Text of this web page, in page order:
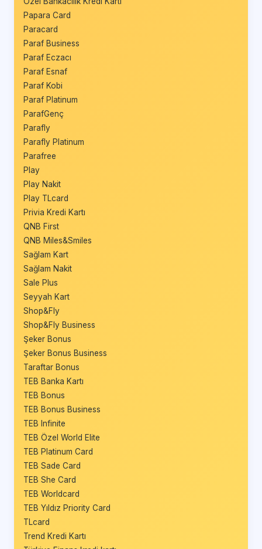
Papara Card
Paracard
Paraf Business
Paraf Eczacı
Paraf Esnaf
Paraf Kobi
Paraf Platinum
ParafGenç
Parafly
Parafly Platinum
Parafree
Play
Play Nakit
Play TLcard
Privia Kredi Kartı
QNB First
QNB Miles&Smiles
Sağlam Kart
Sağlam Nakit
Sale Plus
Seyyah Kart
Shop&Fly
Shop&Fly Business
Şeker Bonus
Şeker Bonus Business
Taraftar Bonus
TEB Banka Kartı
TEB Bonus
TEB Bonus Business
TEB Infinite
TEB Özel World Elite
TEB Platinum Card
TEB Sade Card
TEB She Card
TEB Worldcard
TEB Yıldız Priority Card
TLcard
Trend Kredi Kartı